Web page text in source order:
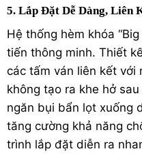
5. Lắp Đặt Dễ Dàng, Liên
Hệ thống hèm khóa
tiến thông minh. Thiết
các tấm ván liên kết với
không tạo ra khe hở
ngăn bụi bẩn lọt xuống
tăng cường khả năng
trình lắp đặt diễn ra